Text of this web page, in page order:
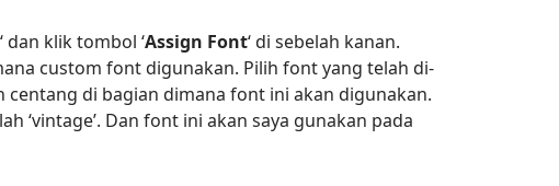
‘ dan klik tombol ‘Assign Font‘ di sebelah kanan.
custom font digunakan. Pilih font yang telah di-
centang di bagian dimana font ini akan digunakan.
‘vintage’. Dan font ini akan saya gunakan pada